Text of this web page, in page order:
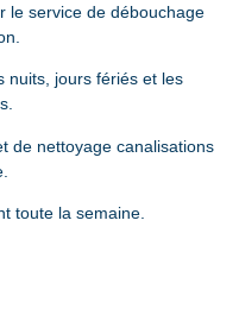
le service de débouchage
nuits, jours fériés et les
de nettoyage canalisations
toute la semaine.